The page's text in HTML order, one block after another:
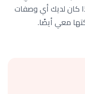
كان لديك أي وصفات
معي أيضًا.